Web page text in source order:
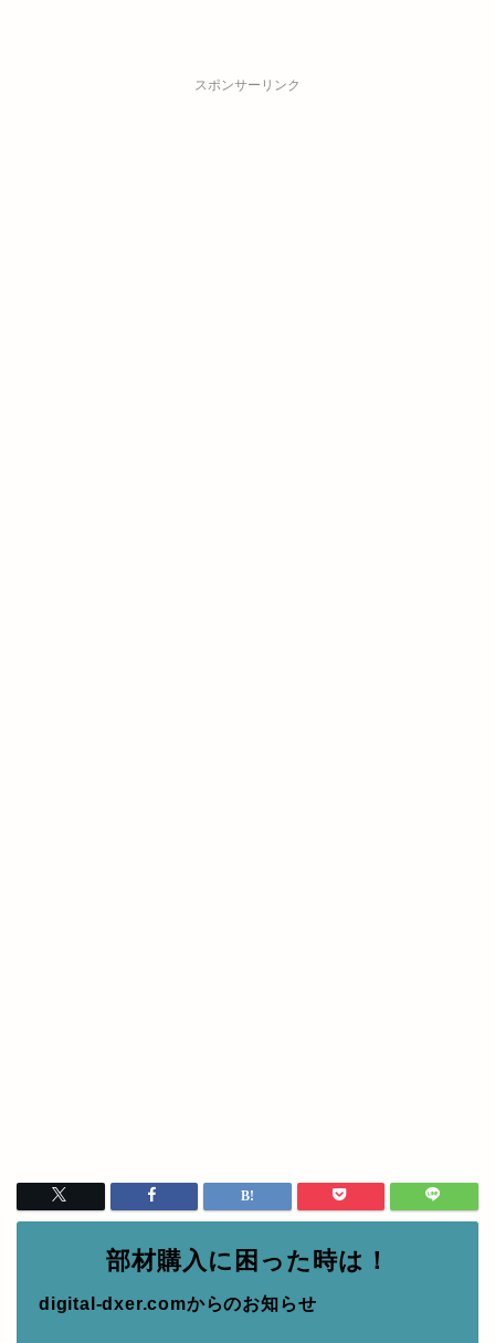
スポンサーリンク
部材購入に困った時は！
digital-dxer.comからのお知らせ